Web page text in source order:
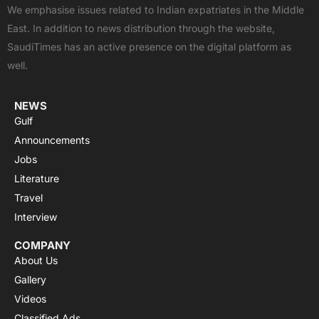
o
o
k
t
t
e
b
e
a
p
p
g
r
a
We emphasise issues related to Indian expatriates in the Middle
East. In addition to news distribution through the website,
SaudiTimes has an active presence on the digital platform as
well.
NEWS
Gulf
Announcements
Jobs
Literature
Travel
Interview
COMPANY
About Us
Gallery
Videos